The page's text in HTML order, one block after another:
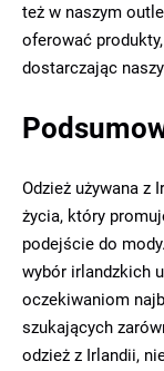
też w naszym
oferować
dostarczając
Odzież używana z
życia, który
podejście do
wybór irlandzkich
oczekiwaniom
szukających
odzież z Irlandii,